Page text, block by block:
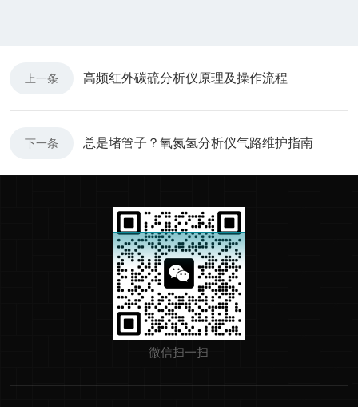
上一条 高频红外碳硫分析仪原理及操作流程
下一条 总是堵管子？氧氮氢分析仪气路维护指南
微信扫一扫